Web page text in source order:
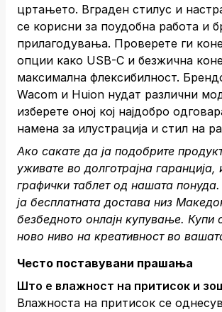
цртањето. Вграден стилус и
се корисни за поудобна работа и
прилагодувања. Проверете ги
опции како USB-C и безжична
максимална флексибилност.
Wacom и Huion нудат различни
изберете оној кој најдобро
намена за илустрација и стил на
Ако сакате да ја подобрите
уживате во долготрајна гаранција,
графички таблет од нашата
ја бесплатната достава низ
безбедното онлајн купување. Купи
ново ниво на креативност во
Често поставувани прашања
Што е влажност на притисок и
Влажноста на притисок се